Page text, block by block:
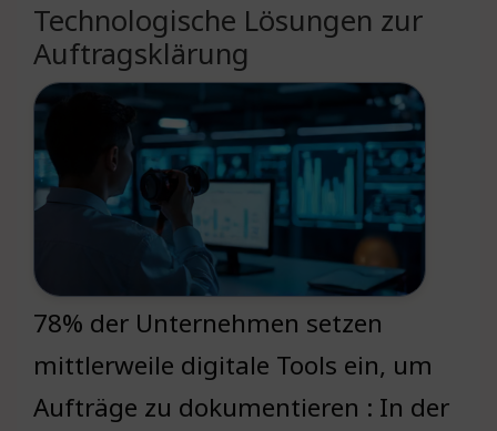
Technologische Lösungen zur
Auftragsklärung
78% der Unternehmen setzen
mittlerweile digitale Tools ein, um
Aufträge zu dokumentieren : In der